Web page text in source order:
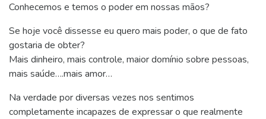
Conhecemos e temos o poder em nossas mãos?
Se hoje você dissesse eu quero mais poder, o que de fato
gostaria de obter?
Mais dinheiro, mais controle, maior domínio sobre pessoas,
mais saúde….mais amor…
Na verdade por diversas vezes nos sentimos
completamente incapazes de expressar o que realmente